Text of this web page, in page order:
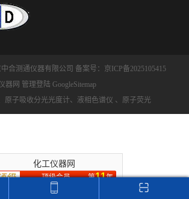
合测通仪器有限公司 备案号：京ICP备2025105415
器网 管理登陆 GoogleSitemap
原子吸收分光光度计、液相色谱仪 、原子荧光
化工仪器网
顶级会员 第11年
推荐收藏该企业网站